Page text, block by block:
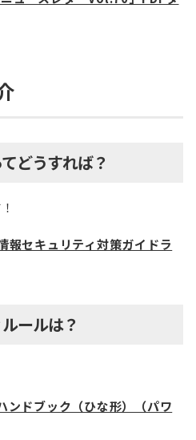
どうすれば？
セキュリティ対策ガイドラ
ールは？
ドブック（ひな形）（パワ